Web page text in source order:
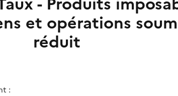
et opérations
réduit
: